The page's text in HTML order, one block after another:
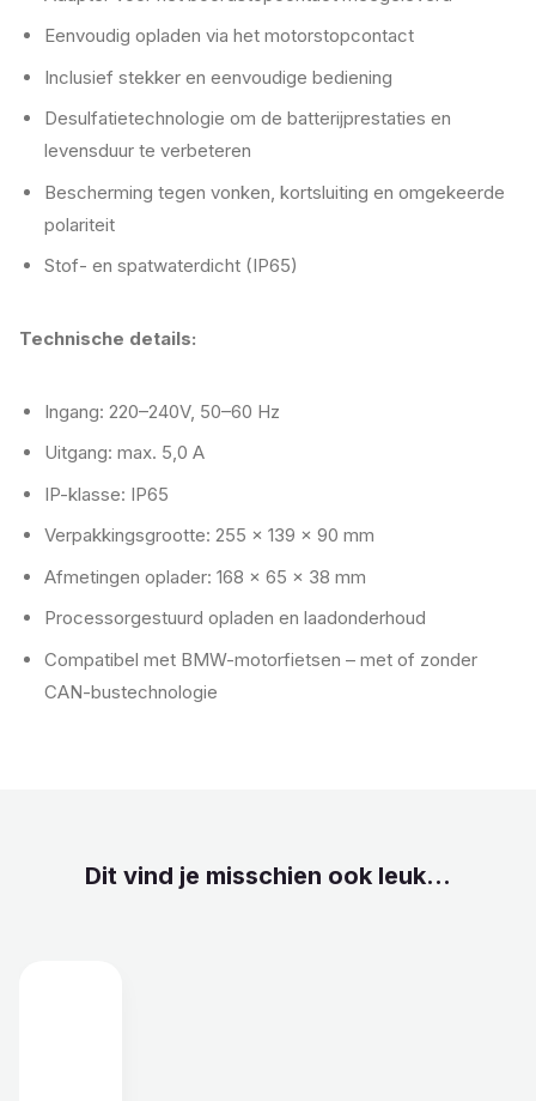
Eenvoudig opladen via het motorstopcontact
Inclusief stekker en eenvoudige bediening
Desulfatietechnologie om de batterijprestaties en
levensduur te verbeteren
Bescherming tegen vonken, kortsluiting en omgekeerde
polariteit
Stof- en spatwaterdicht (IP65)
Technische details:
Ingang: 220–240V, 50–60 Hz
Uitgang: max. 5,0 A
IP-klasse: IP65
Verpakkingsgrootte: 255 x 139 x 90 mm
Afmetingen oplader: 168 x 65 x 38 mm
Processorgestuurd opladen en laadonderhoud
Compatibel met BMW-motorfietsen – met of zonder
CAN-bustechnologie
Dit vind je misschien ook leuk...